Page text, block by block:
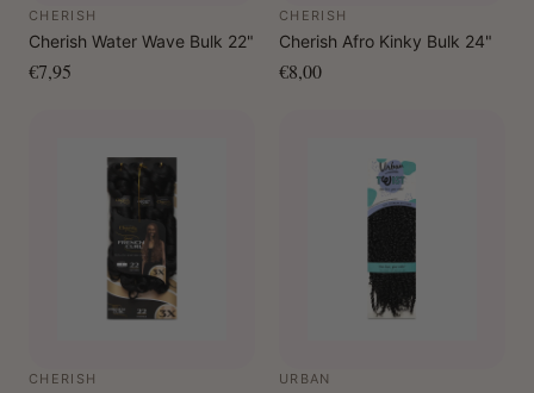
CHERISH
Cherish Water Wave Bulk 22"
€7,95
CHERISH
Cherish Afro Kinky Bulk 24"
€8,00
CHERISH URBAN